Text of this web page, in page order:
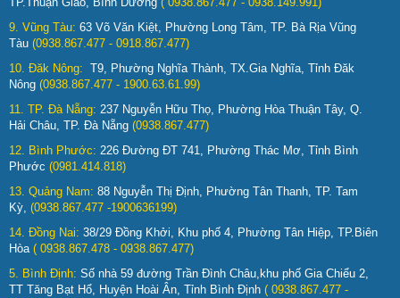
9. Vũng Tàu: 63 Võ Văn Kiệt, Phường Long Tâm, TP. Bà Rịa Vũng
Tàu (0938.867.477 - 0918.867.477)
10. Đăk Nông: T9, Phường Nghĩa Thành, TX.Gia Nghĩa, Tỉnh Đăk
Nông (0938.867.477 - 1900.63.61.99)
11. TP. Đà Nẵng: 237 Nguyễn Hữu Thọ, Phường Hòa Thuận Tây, Q.
Hải Châu, TP. Đà Nẵng (0938.867.477)
12. Bình Phước: 226 Đường ĐT 741, Phường Thác Mơ, Tỉnh Bình
Phước (0981.414.818)
13. Quảng Nam: 88 Nguyễn Thị Định, Phường Tân Thanh, TP. Tam
Kỳ, (0938.867.477 -1900636199)
14. Đồng Nai: 38/29 Đồng Khởi, Khu phố 4, Phường Tân Hiệp, TP.Biên
Hòa ( 0938.867.478 - 0938.867.477)
5. Bình Định: Số nhà 59 đường Trần Đình Châu,khu phố Gia Chiểu 2,
TT Tăng Bạt Hổ, Huyện Hoài Ân, Tỉnh Bình Định ( 0938.867.477 -